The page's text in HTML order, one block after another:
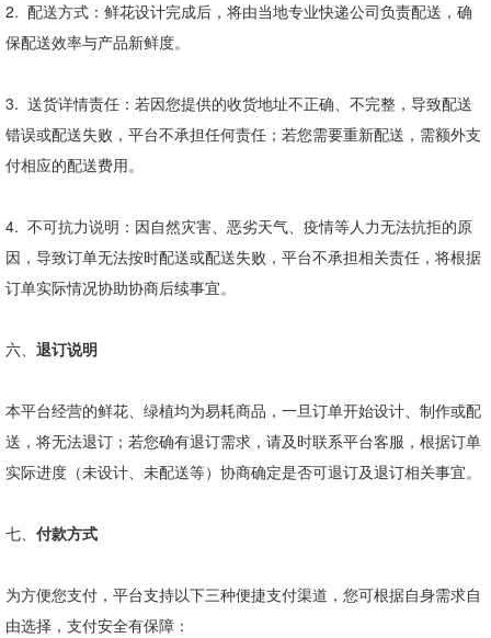
2. 配送方式：鲜花设计完成后，将由当地专业快递公司负责配送，确
保配送效率与产品新鲜度。
3. 送货详情责任：若因您提供的收货地址不正确、不完整，导致配送
错误或配送失败，平台不承担任何责任；若您需要重新配送，需额外支
付相应的配送费用。
4. 不可抗力说明：因自然灾害、恶劣天气、疫情等人力无法抗拒的原
因，导致订单无法按时配送或配送失败，平台不承担相关责任，将根据
订单实际情况协助协商后续事宜。
六、 退订说明
本平台经营的鲜花、绿植均为易耗商品，一旦订单开始设计、制作或配
送，将无法退订；若您确有退订需求，请及时联系平台客服，根据订单
实际进度（未设计、未配送等）协商确定是否可退订及退订相关事宜。
七、 付款方式
为方便您支付，平台支持以下三种便捷支付渠道，您可根据自身需求自
由选择，支付安全有保障：